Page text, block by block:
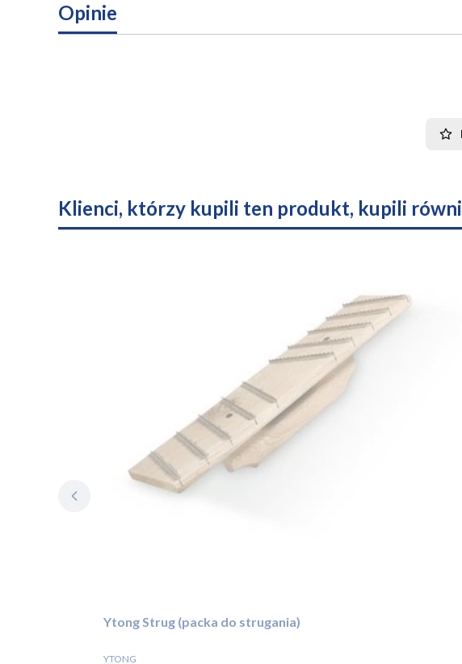
Opinie
Klienci, którzy kupili ten produkt, kupili
Ytong Strug (packa do strugania)
HERSTELLER
YTONG